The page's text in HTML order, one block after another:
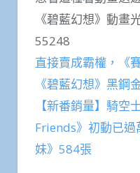
《碧藍幻想》動畫
55248
直接賣成霸權，《
《碧藍幻想》黑鋼
【新番銷量】騎
Friends》初動已
妹》584張